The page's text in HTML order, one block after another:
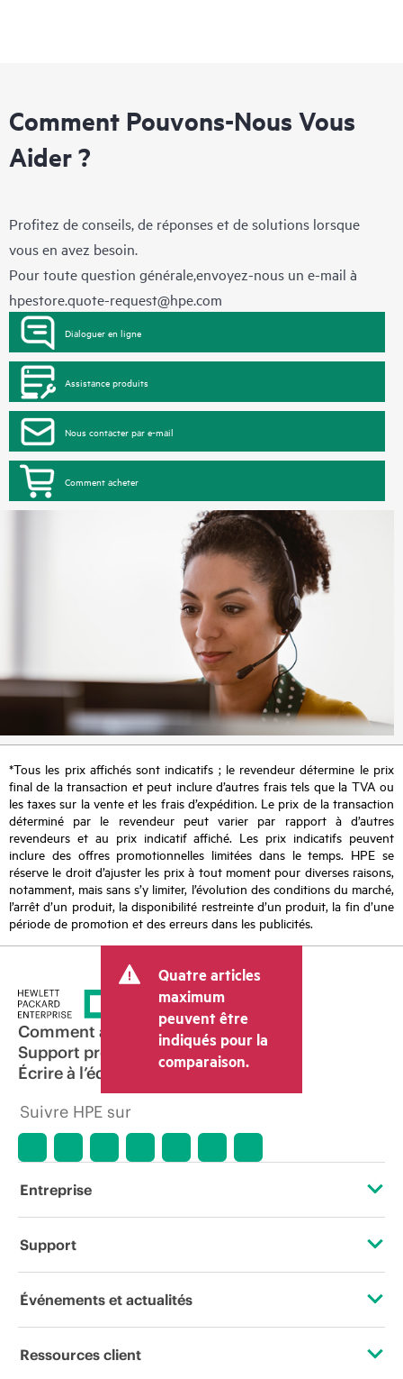
Comment Pouvons-Nous Vous
Aider ?
Profitez de conseils, de réponses et de solutions lorsque
vous en avez besoin.
Pour toute question générale,envoyez-nous un e-mail à
hpestore.quote-request@hpe.com
Dialoguer en ligne
Assistance produits
Nous contacter par e-mail
Comment acheter
*Tous les prix affichés sont indicatifs ; le revendeur détermine le prix
final de la transaction et peut inclure d’autres frais tels que la TVA ou
les taxes sur la vente et les frais d’expédition. Le prix de la transaction
déterminé par le revendeur peut varier par rapport à d’autres
revendeurs et au prix indicatif affiché. Les prix indicatifs peuvent
inclure des offres promotionnelles limitées dans le temps. HPE se
réserve le droit d’ajuster les prix à tout moment pour diverses raisons,
notamment, mais sans s’y limiter, l’évolution des conditions du marché,
l’arrêt d’un produit, la disponibilité restreinte d’un produit, la fin d’une
période de promotion et des erreurs dans les publicités.
Quatre articles
maximum
peuvent être
indiqués pour la
comparaison.
Comment acheter
Support produit
Écrire à l’équipe commerciale
Suivre HPE sur
Entreprise
À propos de HPE
Responsabilité d’entreprise
Support
Services d’assistance opérationnelle (OSS)
Événements et actualités
Événements
Ressources client